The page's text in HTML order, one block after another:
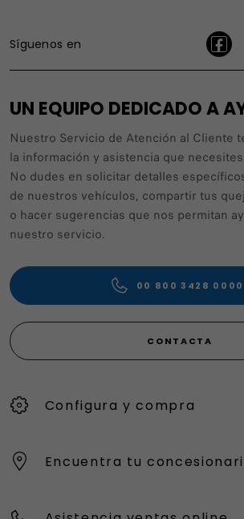
Síguenos en
UN EQUIPO DEDICADO A
Nuestro Servicio de Atención al Cliente
la información y asistencia que
No dudes en solicitar detalles
de nuestros vehículos, compartir tus
o hacer sugerencias que nos permitan
nuestro servicio.
00 800 3428 0000
CONTACTA
Configura y compra
Encuentra tu